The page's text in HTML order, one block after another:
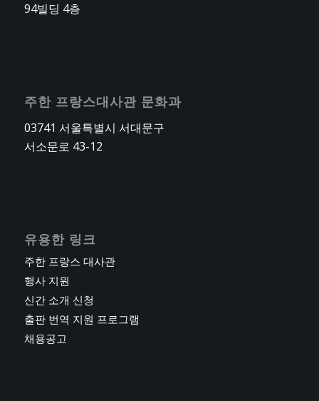
94빌딩 4층
주한 프랑스대사관 문화과
03741 서울특별시 서대문구
서소문로 43-12
유용한 링크
주한 프랑스 대사관
행사 지원
신간 소개 신청
출판 번역 지원 프로그램
채용공고